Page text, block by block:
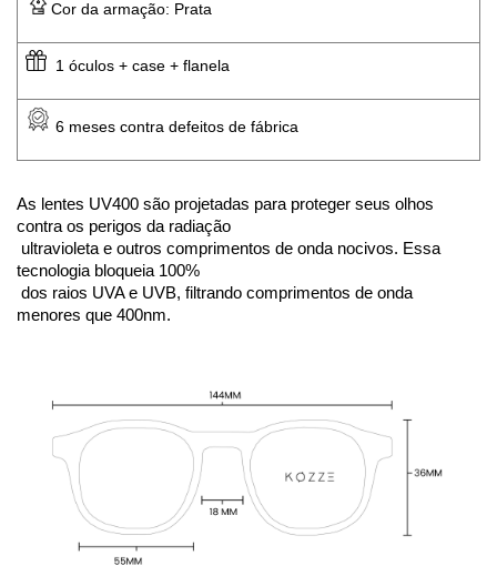
Cor da armação: Prata
1 óculos + case + flanela
6 meses contra defeitos de fábrica
As lentes UV400 são projetadas para proteger seus olhos
contra os perigos da radiação
tecnologia bloqueia 100%
menores que 400nm.